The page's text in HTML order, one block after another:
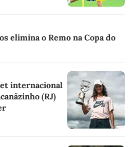
elimina o Remo na Copa do
internacional
(RJ)